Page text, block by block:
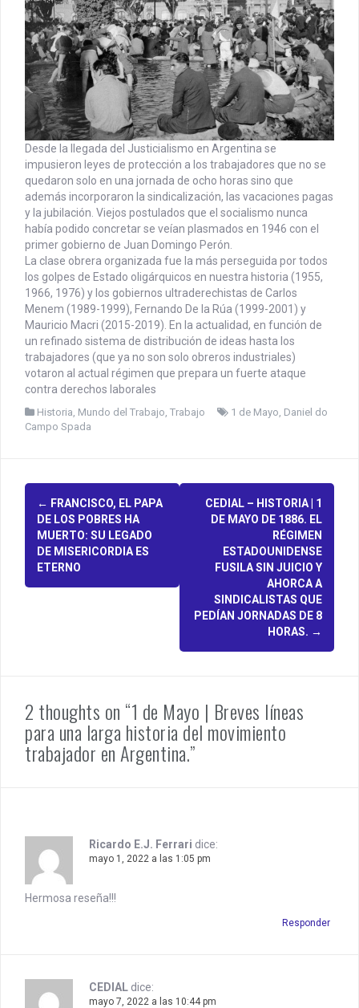
Desde la llegada del Justicialismo en Argentina se
impusieron leyes de protección a los trabajadores que no se
quedaron solo en una jornada de ocho horas sino que
además incorporaron la sindicalización, las vacaciones pagas
y la jubilación. Viejos postulados que el socialismo nunca
había podido concretar se veían plasmados en 1946 con el
primer gobierno de Juan Domingo Perón.
La clase obrera organizada fue la más perseguida por todos
los golpes de Estado oligárquicos en nuestra historia (1955,
1966, 1976) y los gobiernos ultraderechistas de Carlos
Menem (1989-1999), Fernando De la Rúa (1999-2001) y
Mauricio Macri (2015-2019). En la actualidad, en función de
un refinado sistema de distribución de ideas hasta los
trabajadores (que ya no son solo obreros industriales)
votaron al actual régimen que prepara un fuerte ataque
contra derechos laborales
Historia Mundo del Trabajo Trabajo 1 de Mayo Daniel do
Campo Spada
t
i
g
a
n
← FRANCISCO, EL PAPA
DE LOS POBRES HA
MUERTO: SU LEGADO
DE MISERICORDIA ES
ETERNO
CEDIAL – HISTORIA | 1
DE MAYO DE 1886. EL
RÉGIMEN
ESTADOUNIDENSE
FUSILA SIN JUICIO Y
AHORCA A
SINDICALISTAS QUE
PEDÍAN JORNADAS DE 8
HORAS. →
2 thoughts on “1 de Mayo | Breves líneas
para una larga historia del movimiento
trabajador en Argentina.”
Ricardo E.J. Ferrari dice:
mayo 1, 2022 a las 1:05 pm
Hermosa reseña!!!
Responder
CEDIAL dice:
mayo 7, 2022 a las 10:44 pm